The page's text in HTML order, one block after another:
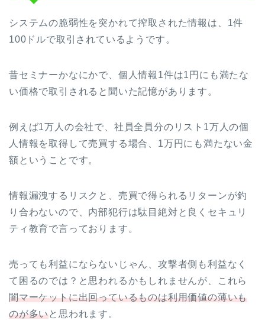
システムの脆弱性を突かれて搾取された情報は、1件
100ドルで取引されているようです。
昔セミナーかなにかで、個人情報1件は1円にも満たな
い価格で取引されると聞いた記憶があります。
例えば1万人の会社で、社員全員分のリスト1万人の個
人情報を取得して売買する場合、1万円にも満たない金
額ということです。
情報漏洩するリスクと、売買で得られるリターンが釣
り合わないので、内部犯行は駄目絶対と良くセキュリ
ティ教育で言っております。
売っても利益にならないじゃん、攻撃者側も利益なく
て困るのでは？と思われるかもしれませんが、これら
闇マーケットに出回っているものは利用価値の薄いも
のが多いと思われます。